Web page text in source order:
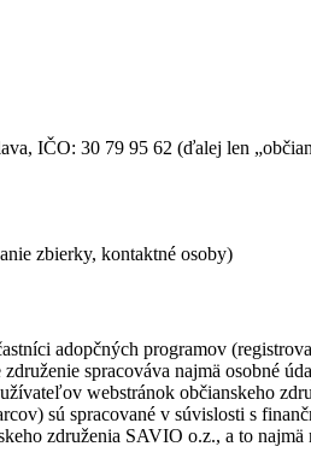
IČO: 30 79 95 62 (ďalej len
zbierky, kontaktné osoby)
adopčných programov
spracováva najmä osobné
webstránok občianskeho
sú spracované v súvislosti s
združenia SAVIO o.z., a to